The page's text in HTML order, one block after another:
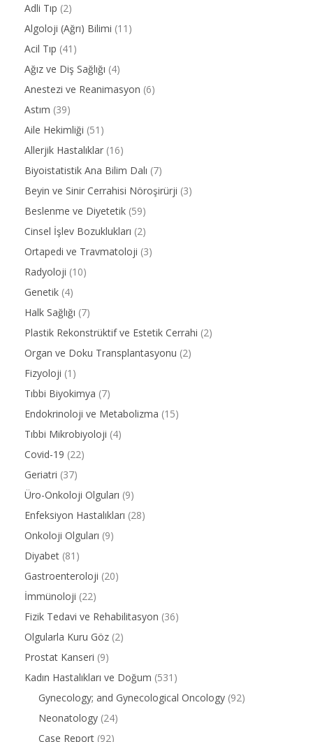
Adli Tıp (2)
Algoloji (Ağrı) Bilimi (11)
Acil Tıp (41)
Ağız ve Diş Sağlığı (4)
Anestezi ve Reanimasyon (6)
Astım (39)
Aile Hekimliği (51)
Allerjik Hastalıklar (16)
Biyoistatistik Ana Bilim Dalı (7)
Beyin ve Sinir Cerrahisi Nöroşirürji (3)
Beslenme ve Diyetetik (59)
Cinsel İşlev Bozuklukları (2)
Ortapedi ve Travmatoloji (3)
Radyoloji (10)
Genetik (4)
Halk Sağlığı (7)
Plastik Rekonstrüktif ve Estetik Cerrahi (2)
Organ ve Doku Transplantasyonu (2)
Fizyoloji (1)
Tıbbi Biyokimya (7)
Endokrinoloji ve Metabolizma (15)
Tıbbi Mikrobiyoloji (4)
Covid-19 (22)
Geriatri (37)
Üro-Onkoloji Olguları (9)
Enfeksiyon Hastalıkları (28)
Onkoloji Olguları (9)
Diyabet (81)
Gastroenteroloji (20)
İmmünoloji (22)
Fizik Tedavi ve Rehabilitasyon (36)
Olgularla Kuru Göz (2)
Prostat Kanseri (9)
Kadın Hastalıkları ve Doğum (531)
Gynecology; and Gynecological Oncology (92)
Neonatology (24)
Case Report (92)